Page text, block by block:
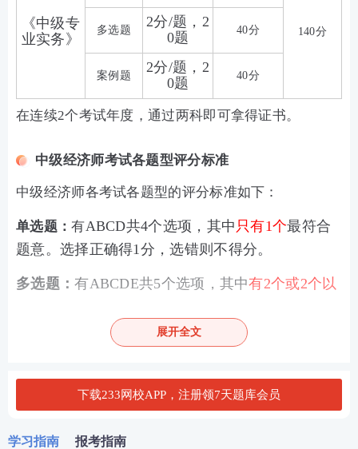
《中级专
业实务》
140分
多选题
2分/题，2
0题
40分
案例题
2分/题，2
0题
40分
在连续2个考试年度，通过两科即可拿得证书。
中级经济师考试各题型评分标准
中级经济师各考试各题型的评分标准如下：
单选题：有ABCD共4个选项，其中 只有1个最符合
题意。选择正确得1分，选错则不得分。
多选题：有ABCDE共5个选项，其中有2个或2个以
题的正确选项为2-4个。在评分时，
错选不得分
案例分析题：给出一段材料内容，并提出几个小问
题，小问题一般由单选和多选组成。错选，本题不
得分；少选，则所选的每个选项得0.5分。
展开全文
下载233网校APP，注册领7天题库会员
学习指南 报考指南